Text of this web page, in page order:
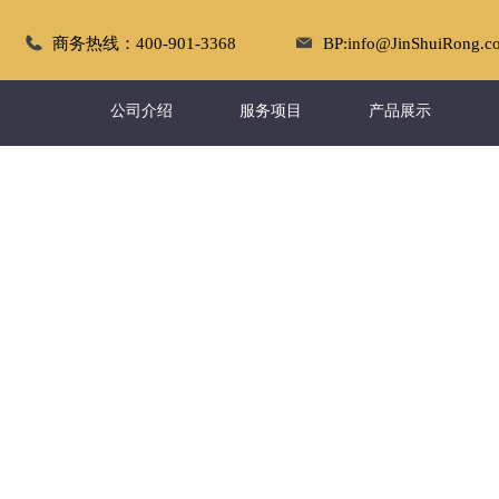
商务热线：400-901-3368
公司介绍 服务项目 产品展示